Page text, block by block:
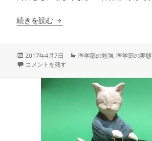
続きを読む 医学部の再試の実態
投
稿
2017年4月7日
カ
医学部の勉強,医学部の実態
医学部の再試の実態 に
コメントを残す